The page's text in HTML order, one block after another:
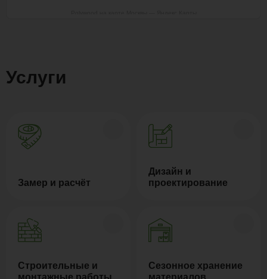
Услуги
Замер и расчёт
Дизайн и
проектирование
Строительные и
монтажные работы
Сезонное хранение
материалов